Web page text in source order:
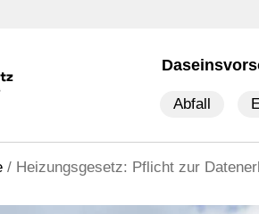
Abfall
/ Heizungsgesetz: Pflicht zur